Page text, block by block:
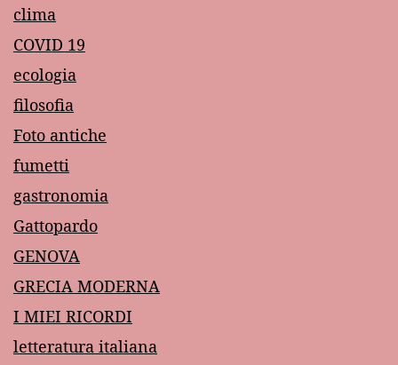
clima
COVID 19
ecologia
filosofia
Foto antiche
fumetti
gastronomia
Gattopardo
GENOVA
GRECIA MODERNA
I MIEI RICORDI
letteratura italiana